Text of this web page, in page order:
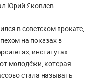
Юрий Яковлев.
в советском прокате,
на показах в
институтах.
молодёжи, которая
стала называть